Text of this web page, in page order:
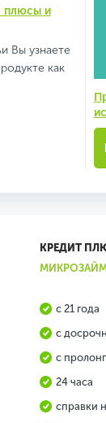
плюсы и
Вы узнаете
как
КРЕДИТ
МИКРОЗАЙМ
с 21 года
с
с
24 часа
справки